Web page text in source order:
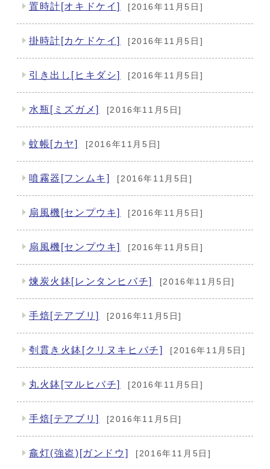
置時計[オキドケイ] [2016年11月5日]
掛時計[カケドケイ] [2016年11月5日]
引き出し[ヒキダシ] [2016年11月5日]
水瓶[ミズガメ] [2016年11月5日]
蚊帳[カヤ] [2016年11月5日]
噴霧器[フンムキ] [2016年11月5日]
扇風機[センプウキ] [2016年11月5日]
扇風機[センプウキ] [2016年11月5日]
煉炭火鉢[レンタンヒバチ] [2016年11月5日]
手焙[テアブリ] [2016年11月5日]
刳貫き火鉢[クリヌキヒバチ] [2016年11月5日]
丸火鉢[マルヒバチ] [2016年11月5日]
手焙[テアブリ] [2016年11月5日]
龕灯(強盗)[ガンドウ] [2016年11月5日]